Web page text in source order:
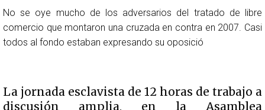
No se oye mucho de los adversarios del tratado de libre
comercio que montaron una cruzada en contra en 2007. Casi
todos al fondo estaban expresando su oposició
La jornada esclavista de 12 horas de trabajo a
discusión amplia, en la Asamblea